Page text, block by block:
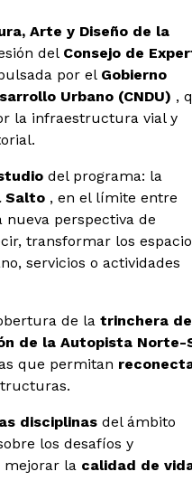
Arte y Diseño de la
del Consejo de
por el Gobierno
Urbano (CNDU) ,
la infraestructura vial y
del programa: la
Salto , en el límite entre
perspectiva de
transformar los
servicios o actividades
de la trinchera de
de la Autopista Norte-
que permitan
disciplinas del ámbito
los desafíos y
mejorar la calidad de